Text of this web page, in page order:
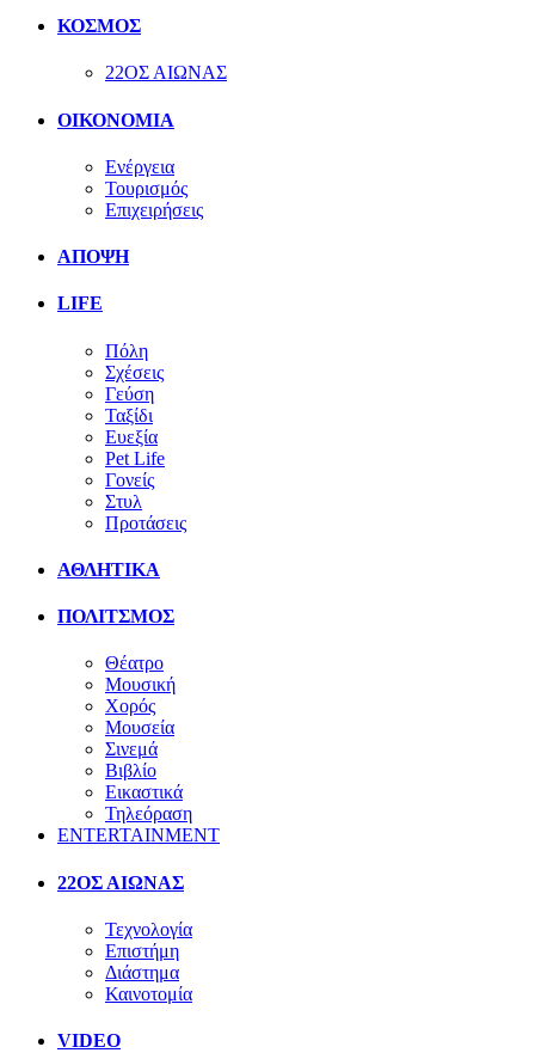
ΚΟΣΜΟΣ
22ΟΣ ΑΙΩΝΑΣ
ΟΙΚΟΝΟΜΙΑ
Ενέργεια
Τουρισμός
Επιχειρήσεις
ΑΠΟΨΗ
LIFE
Πόλη
Σχέσεις
Γεύση
Ταξίδι
Ευεξία
Pet Life
Γονείς
Στυλ
Προτάσεις
ΑΘΛΗΤΙΚΑ
ΠΟΛΙΤΣΜΟΣ
Θέατρο
Μουσική
Χορός
Μουσεία
Σινεμά
Βιβλίο
Εικαστικά
Τηλεόραση
ENTERTAINMENT
22ΟΣ ΑΙΩΝΑΣ
Τεχνολογία
Επιστήμη
Διάστημα
Καινοτομία
VIDEO